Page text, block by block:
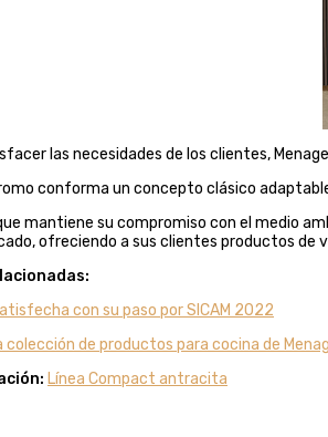
las necesidades de los clientes,
conforma un concepto clásico
mantiene su compromiso con el medio
ofreciendo a sus clientes productos
con su paso por SICAM 2022
colección de productos para cocina de
Línea Compact antracita